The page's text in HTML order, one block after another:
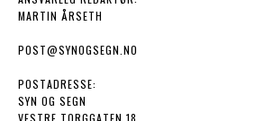
MARTIN ÅRSETH
POST@SYNOGSEGN.NO
POSTADRESSE:
SYN OG SEGN
VESTRE TORGGATEN 18